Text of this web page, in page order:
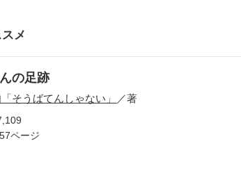
メ
の足跡
そうばてんしゃない」 ／著
57ページ